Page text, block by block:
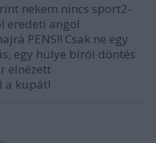
nekem nincs sport2-
eredeti angol
PENS!! Csak ne egy
egy hülye bírói döntés
elnézett
a kupát!